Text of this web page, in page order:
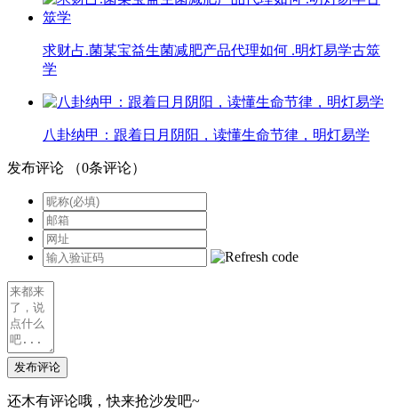
求财占.菌某宝益生菌减肥产品代理如何 .明灯易学古筮
学
八卦纳甲：跟着日月阴阳，读懂生命节律，明灯易学
发布评论 （0条评论）
发布评论
还木有评论哦，快来抢沙发吧~